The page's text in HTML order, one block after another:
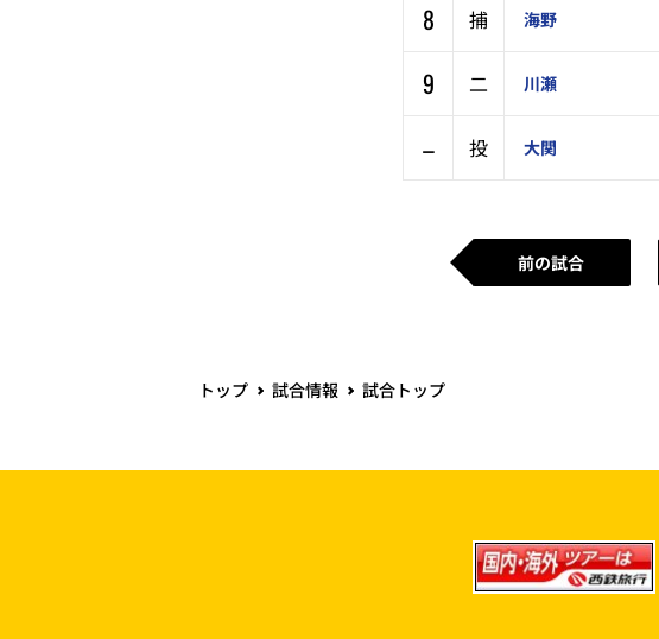
8
捕 海野
9
二 川瀬
–
投 大関
前の試合
トップ 試合情報 試合トップ